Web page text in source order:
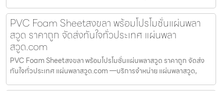
PVC Foam Sheetสงขลา พร้อมโปรโมชั่นแผ่นพลา
สวูด ราคาถูก จัดส่งทันใจทั่วประเทศ แผ่นพลา
สวูด.com
PVC Foam Sheetสงขลา พร้อมโปรโมชั่นแผ่นพลาสวูด ราคาถูก จัดส่ง
ทันใจทั่วประเทศ แผ่นพลาสวูด.com —บริการจำหน่าย แผ่นพลาสวูด,